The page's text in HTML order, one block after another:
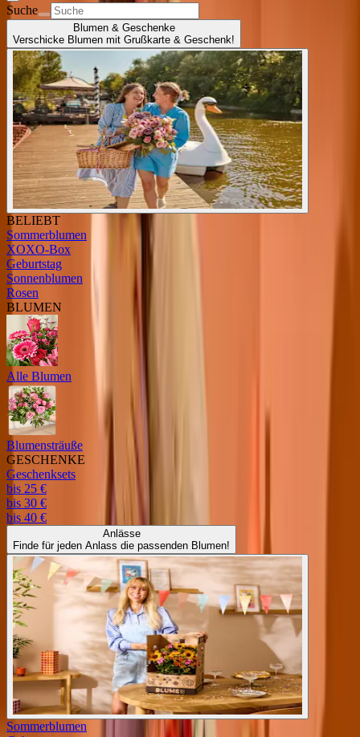
Suche
Blumen & Geschenke
Verschicke Blumen mit Grußkarte & Geschenk!
BELIEBT
Sommerblumen
XOXO-Box
Geburtstag
Sonnenblumen
Rosen
BLUMEN
Alle Blumen
Blumensträuße
GESCHENKE
Geschenksets
bis 25 €
bis 30 €
bis 40 €
Anlässe
Finde für jeden Anlass die passenden Blumen!
Sommerblumen